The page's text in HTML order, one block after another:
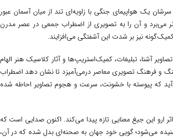
یک هواپیمای جنگی با زاویه‌ای تند از میان آسمان عبور
می‌برد و آن را به تصویری از اضطراب جمعی در عصر مدرن
نیز بر شدت این آشفتگی می‌افزایند.
آشنا، تبلیغات، کمیک‌استریپ‌ها و آثار کلاسیک هنر الهام
و فرهنگ تصویری معاصر درمی‌آمیزد تا نشان دهد اضطراب
که پیوسته با خشونت، سرعت و هجوم تصاویر احاطه شده
ارو این جیغ معنایی تازه پیدا می‌کند. اکنون صدایی است که
می‌شود؛ گویی خود جهان به صحنه‌ای بدل شده که در آن،